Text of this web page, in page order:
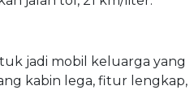
jadi mobil keluarga yang
kabin lega, fitur lengkap,